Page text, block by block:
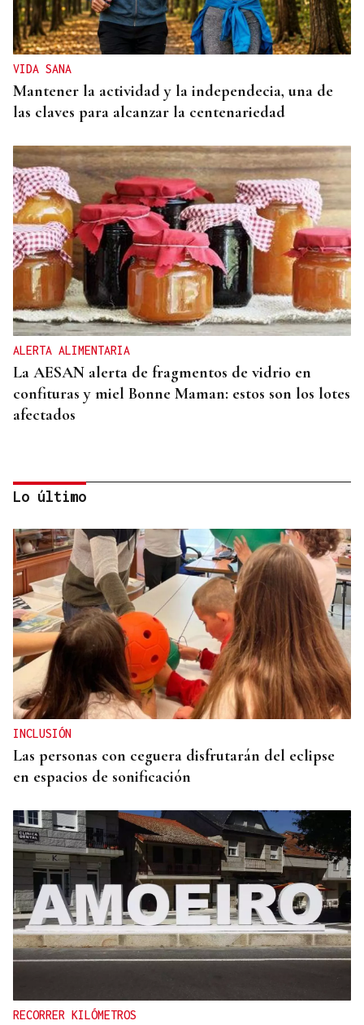
VIDA SANA
Mantener la actividad y la independecia, una de
las claves para alcanzar la centenariedad
ALERTA ALIMENTARIA
La AESAN alerta de fragmentos de vidrio en
confituras y miel Bonne Maman: estos son los lotes
afectados
SEIS AÑOS
Ivanna, una historia de superación a sus seis años
que demuestra que no hay límites para soñar
Lo último
INCLUSIÓN
Las personas con ceguera disfrutarán del eclipse
en espacios de sonificación
RECORRER KILÓMETROS